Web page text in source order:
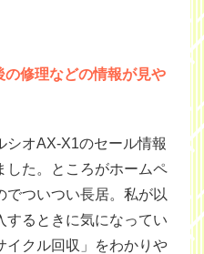
修理などの情報が見や
シオAX-X1のセール情報
した。ところがホームペ
でついつい長居。私が以
するときに気になってい
イクル回収」をわかりや